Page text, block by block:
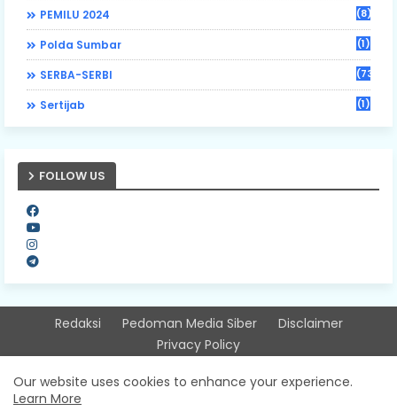
PEMILU 2024 (8)
Polda Sumbar (1)
SERBA-SERBI (73)
Sertijab (1)
FOLLOW US
Redaksi Pedoman Media Siber
Disclaimer
Privacy Policy
Our website uses cookies to enhance your experience.
Learn More